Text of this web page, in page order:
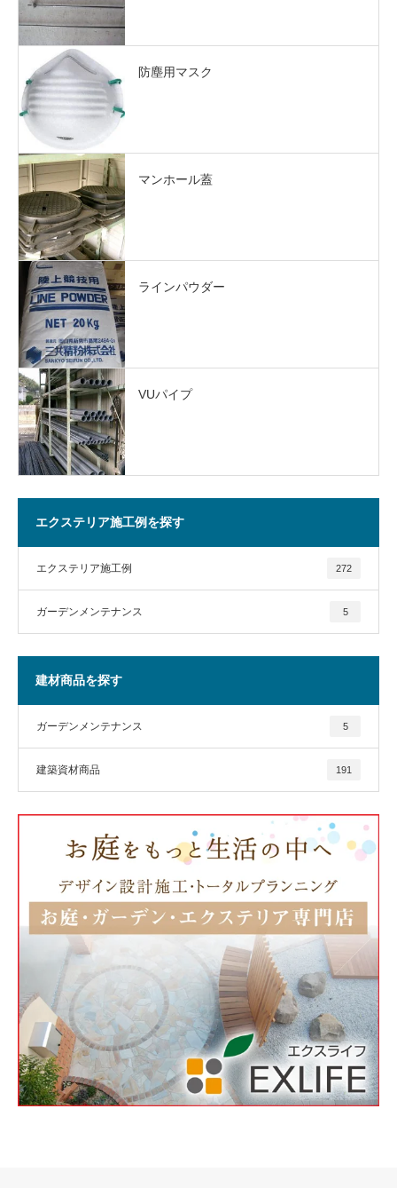
防塵用マスク
マンホール蓋
ラインパウダー
VUパイプ
エクステリア施工例を探す
エクステリア施工例 272
ガーデンメンテナンス 5
建材商品を探す
ガーデンメンテナンス 5
建築資材商品 191